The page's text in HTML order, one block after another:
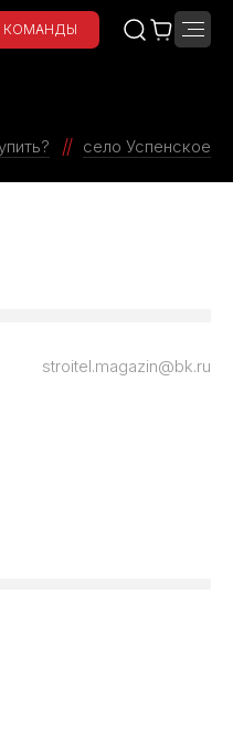
КОМАНДЫ
село Успенское
stroitel.magazin@bk.ru